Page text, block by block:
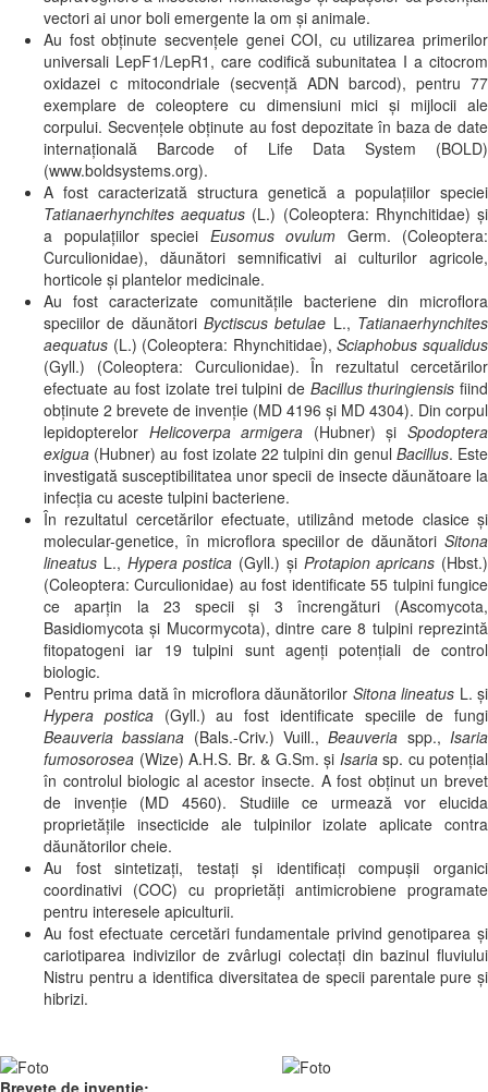
vectori ai unor boli emergente la om și animale.
Au fost obținute secvențele genei COI, cu utilizarea primerilor
universali LepF1/LepR1, care codifică subunitatea I a citocrom
oxidazei c mitocondriale (secvență ADN barcod), pentru 77
exemplare de coleoptere cu dimensiuni mici și mijlocii ale
corpului. Secvențele obținute au fost depozitate în baza de date
internațională Barcode of Life Data System (BOLD)
(www.boldsystems.org).
A fost caracterizată structura genetică a populațiilor speciei
Tatianaerhynchites aequatus (L.) (Coleoptera: Rhynchitidae) și
a populațiilor speciei Eusomus ovulum Germ. (Coleoptera:
Curculionidae), dăunători semnificativi ai culturilor agricole,
horticole și plantelor medicinale.
Au fost caracterizate comunitățile bacteriene din microflora
speciilor de dăunători Byctiscus betulae L., Tatianaerhynchites
aequatus (L.) (Coleoptera: Rhynchitidae),Sciaphobus squalidus
(Gyll.) (Coleoptera: Curculionidae). În rezultatul cercetărilor
efectuate au fost izolate trei tulpini de Bacillus thuringiensis fiind
obținute 2 brevete de invenție (MD 4196 și MD 4304). Din corpul
lepidopterelor Helicoverpa armigera (Hubner) șiSpodoptera
exigua (Hubner) au fost izolate 22 tulpini din genul Bacillus. Este
investigată susceptibilitatea unor specii de insecte dăunătoare la
infecția cu aceste tulpini bacteriene.
În rezultatul cercetărilor efectuate, utilizând metode clasice și
molecular-genetice, în microflora speciilor de dăunători Sitona
lineatus L., Hypera postica (Gyll.) și Protapion apricans (Hbst.)
(Coleoptera: Curculionidae) au fost identificate 55 tulpini fungice
ce aparţin la 23 specii şi 3 încrengături (Ascomycota,
Basidiomycota şi Mucormycota), dintre care 8 tulpini reprezintă
fitopatogeni iar 19 tulpini sunt agenți potențiali de control
biologic.
Pentru prima dată în microflora dăunătorilor Sitona lineatus L. și
Hypera postica(Gyll.) au fost identificate speciile de fungi
Beauveria bassiana (Bals.-Criv.) Vuill.,Beauveria spp., Isaria
fumosorosea (Wize) A.H.S. Br. & G.Sm. și Isariasp. cu potenţial
în controlul biologic al acestor insecte. A fost obținut un brevet
de invenție (MD 4560). Studiile ce urmează vor elucida
proprietățile insecticide ale tulpinilor izolate aplicate contra
dăunătorilor cheie.
Au fost sintetizați, testați și identificați compușii organici
coordinativi (COC) cu proprietăți antimicrobiene programate
pentru interesele apiculturii.
Au fost efectuate cercetări fundamentale privind genotiparea şi
cariotiparea indivizilor de zvârlugi colectați din bazinul fluviului
Nistru pentru a identifica diversitatea de specii parentale pure și
hibrizi.